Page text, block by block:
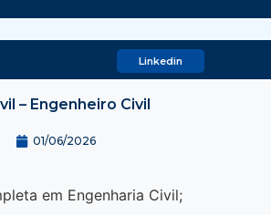
Linkedin
– Engenheiro Civil
01/06/2026
em Engenharia Civil;